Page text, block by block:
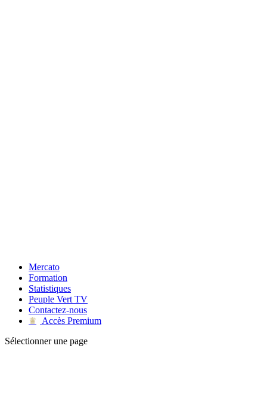
Mercato
Formation
Statistiques
Peuple Vert TV
Contactez-nous
♛
Accès Premium
Sélectionner une page